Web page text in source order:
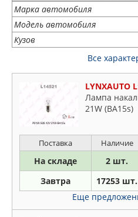
Марка автомобиля
Модель автомобиля
Кузов
Все
LYNXAUTO
Лампа
21W (BA15s)
Поставка Наличие
На складе 2 шт.
Завтра 17253 шт.
Еще